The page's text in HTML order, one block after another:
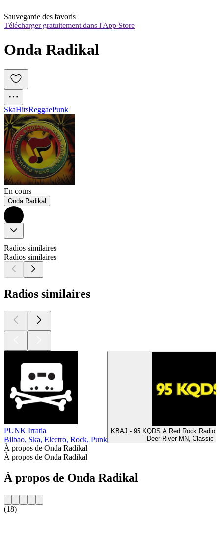
Sauvegarde des favoris
Télécharger gratuitement dans l'App Store
SkaHitsReggaePunk
En cours
Onda Radikal
Radios similaires
Radios similaires
Radios similaires
PUNK Irratia
Bilbao, Ska, Electro, Rock, Punk
KBAJ - 95 KQDS A Red Rock Radio
Deer River MN, Classic
À propos de Onda Radikal
À propos de Onda Radikal
À propos de Onda Radikal
(18)